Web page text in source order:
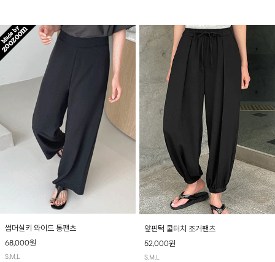
썸머실키 와이드 통팬츠
68,000원
S,M,L
앞핀턱 쿨터치 조거팬츠
52,000원
S,M,L